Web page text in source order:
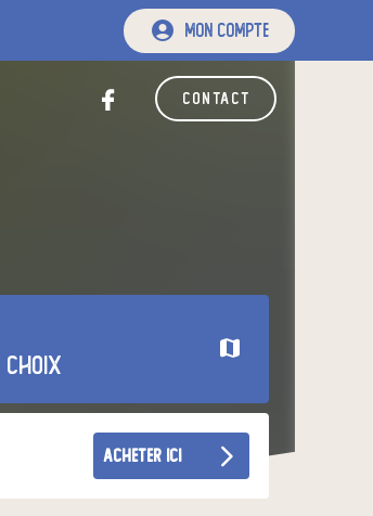
mon compte
contact
choix
acheter ici